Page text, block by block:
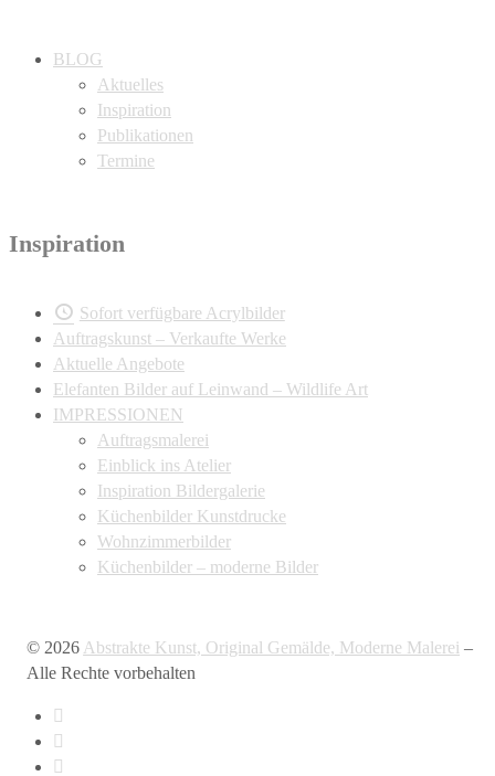
BLOG
Aktuelles
Inspiration
Publikationen
Termine
Inspiration
Sofort verfügbare Acrylbilder
Auftragskunst – Verkaufte Werke
Aktuelle Angebote
Elefanten Bilder auf Leinwand – Wildlife Art
IMPRESSIONEN
Auftragsmalerei
Einblick ins Atelier
Inspiration Bildergalerie
Küchenbilder Kunstdrucke
Wohnzimmerbilder
Küchenbilder – moderne Bilder
© 2026 Abstrakte Kunst, Original Gemälde, Moderne Malerei –
Alle Rechte vorbehalten